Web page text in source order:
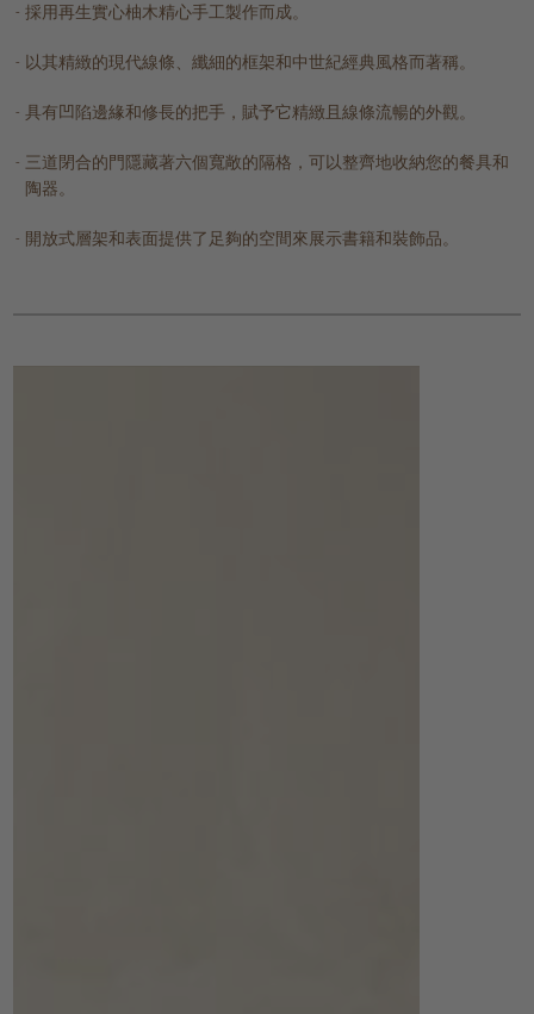
採用再生實心柚木精心手工製作而成。
以其精緻的現代線條、纖細的框架和中世紀經典風格而著稱。
具有凹陷邊緣和修長的把手，賦予它精緻且線條流暢的外觀。
三道閉合的門隱藏著六個寬敞的隔格，可以整齊地收納您的餐具和
陶器。
開放式層架和表面提供了足夠的空間來展示書籍和裝飾品。